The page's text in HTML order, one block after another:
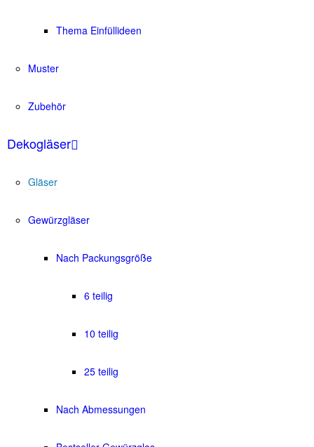
Thema Einfüllideen
Muster
Zubehör
Dekogläser
Gläser
Gewürzgläser
Nach Packungsgröße
6 teilig
10 teilig
25 teilig
Nach Abmessungen